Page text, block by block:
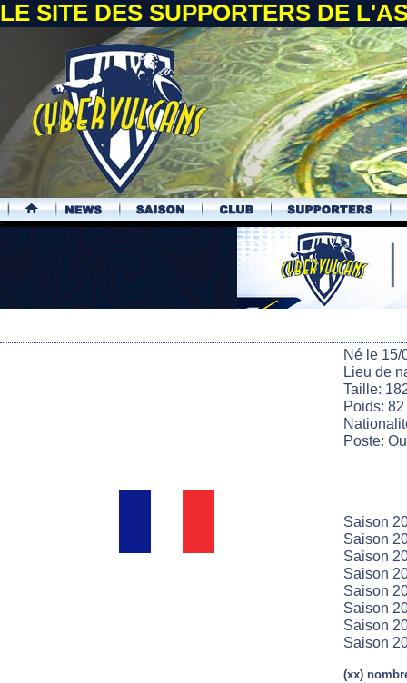
LE SITE DES SUPPORTERS DE
.
Né le 15/
Lieu de
Taille:
Poids:
Poste:
Saison
Saison
Saison
Saison
Saison
Saison
Saison
Saison
(xx)